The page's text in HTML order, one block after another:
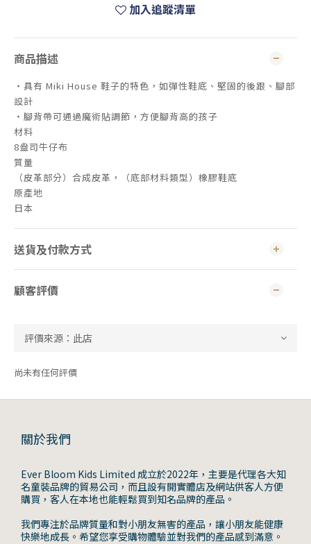
加入追蹤清單
商品描述
・具有 Miki House 鞋子的特色，如彈性鞋底、堅固的後跟、腳部
設計
・腳背帶可通過魔術貼調節，方便腳背高的孩子
材料
8盎司牛仔布
質量
（皮革部分）合成皮革，（底部材料類型）橡膠鞋底
原產地
日本
送貨及付款方式
顧客評價
尚未有任何評價
關於我們
Ever Bloom Kids Limited 成立於2022年，主要是代理各大知
名童裝品牌的貿易公司，而且設有開實體店及網站供客人方便
購買，客人在本地也能輕鬆買到知名品牌的產品。
我們專注於品牌質量和對小朋友無害的產品，讓小朋友能健康
快樂地成長。希望您享受購物體驗並對我們的產品感到滿意。